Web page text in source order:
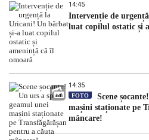
14:45
Intervenție de
luat copilul ostatic și
14:35
FOTO
Scene
mașini staționate pe
mâncare!